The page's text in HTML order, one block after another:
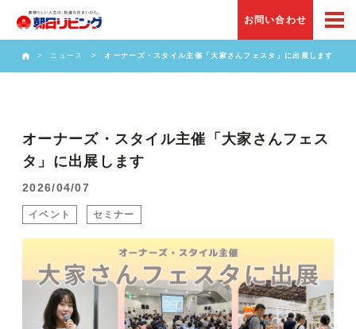
お問い合わせ
ニュース オーナーズ・スタイル主催「大家さんフェスタ」に出展します
オーナーズ・スタイル主催「大家さんフェス
タ」に出展します
2026/04/07
イベント セミナー